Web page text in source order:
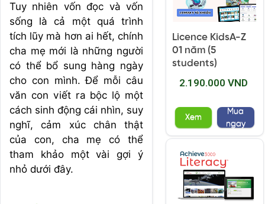
Tuy nhiên vốn đọc và vốn
sống là cả một quá trình
tích lũy mà hơn ai hết, chính
cha mẹ mới là những người
có thể bổ sung hàng ngày
cho con mình. Để mỗi câu
văn con viết ra bộc lộ một
cách sinh động cái nhìn, suy
nghĩ, cảm xúc chân thật
của con, cha mẹ có thể
tham khảo một vài gợi ý
nhỏ dưới đây.
Licence KidsA-Z
01 năm (5
students)
2.190.000 VND
Xem
Mua
ngay